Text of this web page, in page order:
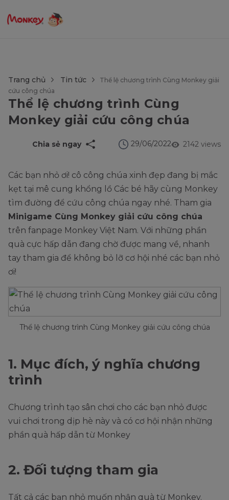
Trang chủ Tin tức
Thể lệ chương trình Cùng Monkey giải
cứu công chúa
Thể lệ chương trình Cùng
Monkey giải cứu công chúa
2142 views
29/06/2022
Chia sẻ ngay
Các bạn nhỏ ơi! cô công chúa xinh đẹp đang bị mắc
kẹt tại mê cung khổng lồ Các bé hãy cùng Monkey
tìm đường để cứu công chúa ngay nhé. Tham gia
Minigame Cùng Monkey giải cứu công chúa
trên fanpage Monkey Việt Nam. Với những phần
quà cực hấp dẫn đang chờ được mang về, nhanh
tay tham gia để không bỏ lỡ cơ hội nhé các bạn nhỏ
ơi!
Thể lệ chương trình Cùng Monkey giải cứu công chúa
1. Mục đích, ý nghĩa chương
trình
Chương trình tạo sân chơi cho các bạn nhỏ được
vui chơi trong dịp hè này và có cơ hội nhận những
phần quà hấp dẫn từ Monkey
2. Đối tượng tham gia
Tất cả các bạn nhỏ muốn nhận quà từ Monkey.